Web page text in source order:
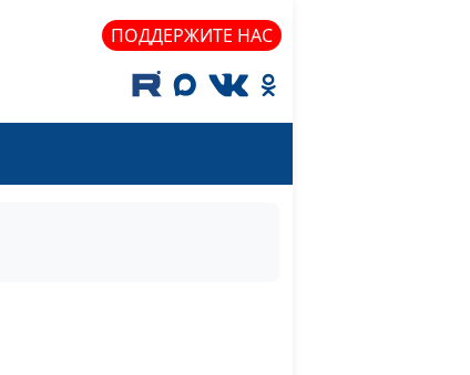
ПОДДЕРЖИТЕ НАС
психолог
Анна Ронжина,
Степан Аваков,
наук, руководитель
#845